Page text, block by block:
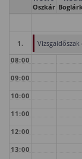
Oszkár
1.
08:00
09:00
10:00
11:00
12:00
13:00